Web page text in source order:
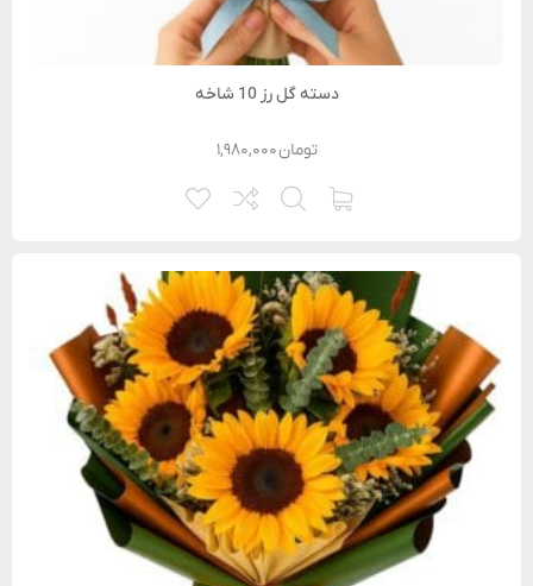
دسته گل رز 10 شاخه
۱,۹۸۰,۰۰۰تومان